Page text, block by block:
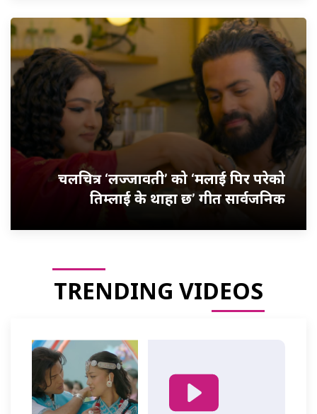
चलचित्र ‘लज्जावती’ को ‘मलाई पिर परेको
तिम्लाई के थाहा छ’ गीत सार्वजनिक
TRENDING VIDEOS